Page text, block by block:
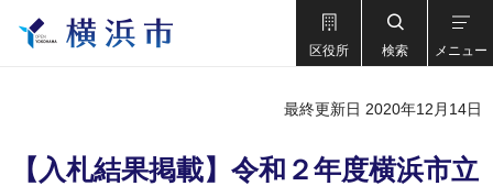
区役所 検索 メニュー
最終更新日 2020年12月14日
【入札結果掲載】令和２年度横浜市立